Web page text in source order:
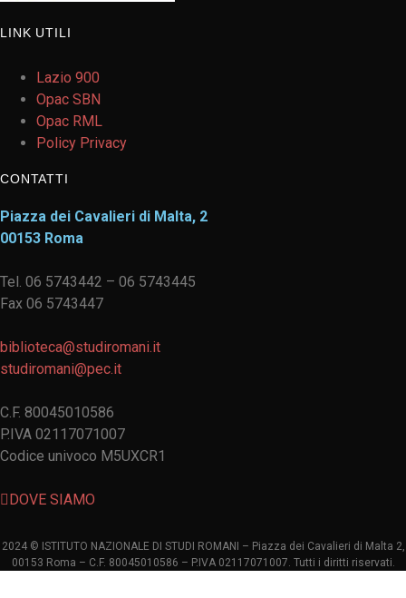
LINK UTILI
Lazio 900
Opac SBN
Opac RML
Policy Privacy
CONTATTI
Piazza dei Cavalieri di Malta, 2
00153 Roma
Tel. 06 5743442 – 06 5743445
Fax 06 5743447
biblioteca@studiromani.it
studiromani@pec.it
C.F. 80045010586
P.IVA 02117071007
Codice univoco M5UXCR1
DOVE SIAMO
2024 © ISTITUTO NAZIONALE DI STUDI ROMANI – Piazza dei Cavalieri di Malta 2,
00153 Roma – C.F. 80045010586 – P.IVA 02117071007. Tutti i diritti riservati.